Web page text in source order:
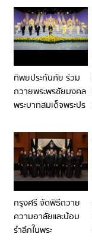
สมเด็จพระนางเจ้าสิ
ริกิติ์ พระบรม
ราชินีนาถ พระบรม
ราชชนนีพันปีหลวง
ทิพยประกันภัย ร่วม
ถวายพระพรชัยมงคล
พระบาทสมเด็จพระปร
สินทรมหาวชิราลง
กรณ พระวชิรเกล้าเจ้า
อยู่หัว
กรุงศรี จัดพิธีถวาย
ความอาลัยและน้อม
รำลึกในพระ